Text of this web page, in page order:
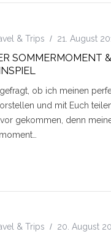
& Trips 21. August
SOMMERMOMENT
ob ich meinen
und mit Euch
gekommen, denn
& Trips 20. August